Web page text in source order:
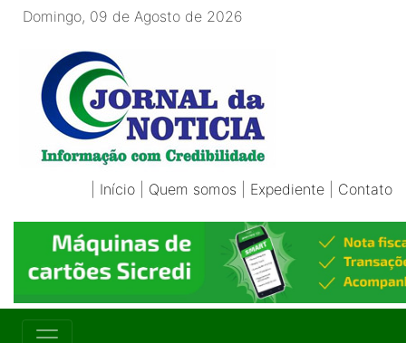
Domingo, 09 de Agosto de 2026
Início Quem somos Expediente Contato